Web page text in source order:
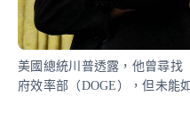
美國總統川普透露，他曾尋找
府效率部（DOGE），但未能